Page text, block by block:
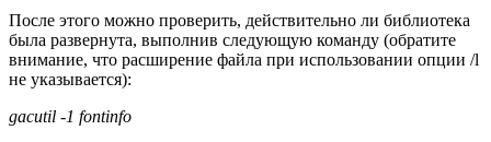
После этого можно проверить, действительно ли библиотека
была развернута, выполнив следующую команду (обратите
внимание, что расширение файла при использовании опции /l
не указывается):
gacutil -1 fontinfo